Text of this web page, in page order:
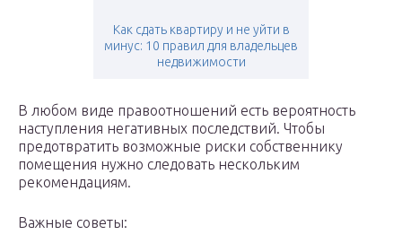
Как сдать квартиру и не уйти в
минус: 10 правил для владельцев
недвижимости
В любом виде правоотношений есть вероятность
наступления негативных последствий. Чтобы
предотвратить возможные риски собственнику
помещения нужно следовать нескольким
рекомендациям.
Важные советы: